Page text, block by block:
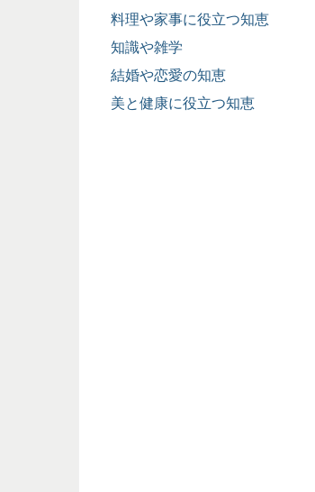
料理や家事に役立つ知恵
知識や雑学
結婚や恋愛の知恵
美と健康に役立つ知恵